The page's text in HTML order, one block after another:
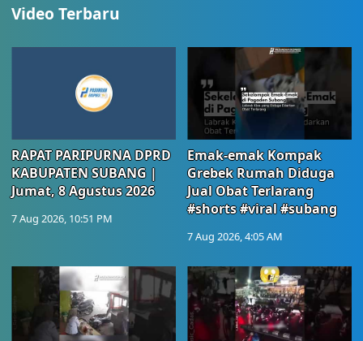
Video Terbaru
RAPAT PARIPURNA DPRD
KABUPATEN SUBANG |
Jumat, 8 Agustus 2026
7 Aug 2026, 10:51 PM
Emak-emak Kompak
Grebek Rumah Diduga
Jual Obat Terlarang
#shorts #viral #subang
7 Aug 2026, 4:05 AM